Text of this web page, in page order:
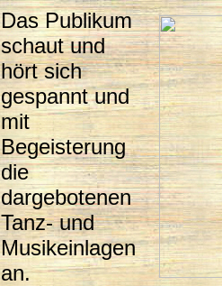
Das Publikum
schaut und
hört sich
gespannt und
mit
Begeisterung
die
dargebotenen
Tanz- und
Musikeinlagen
an.